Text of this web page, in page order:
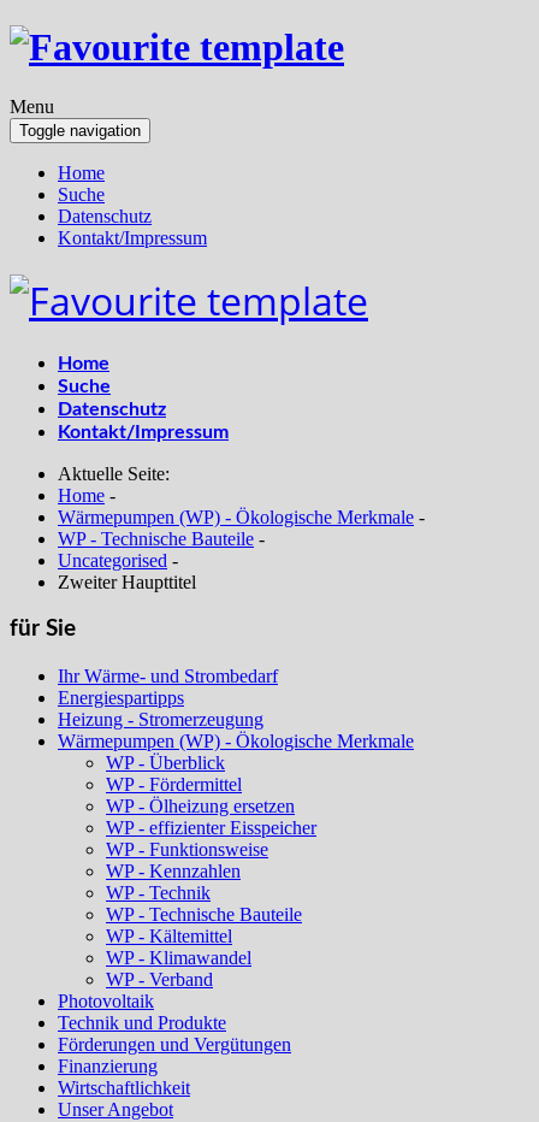
Menu
Toggle navigation
Home
Suche
Datenschutz
Kontakt/Impressum
Home
Suche
Datenschutz
Kontakt/Impressum
Aktuelle Seite:
Home -
Wärmepumpen (WP) - Ökologische Merkmale -
WP - Technische Bauteile -
Uncategorised -
Zweiter Haupttitel
für Sie
Ihr Wärme- und Strombedarf
Energiespartipps
Heizung - Stromerzeugung
Wärmepumpen (WP) - Ökologische Merkmale
WP - Überblick
WP - Fördermittel
WP - Ölheizung ersetzen
WP - effizienter Eisspeicher
WP - Funktionsweise
WP - Kennzahlen
WP - Technik
WP - Technische Bauteile
WP - Kältemittel
WP - Klimawandel
WP - Verband
Photovoltaik
Technik und Produkte
Förderungen und Vergütungen
Finanzierung
Wirtschaftlichkeit
Unser Angebot